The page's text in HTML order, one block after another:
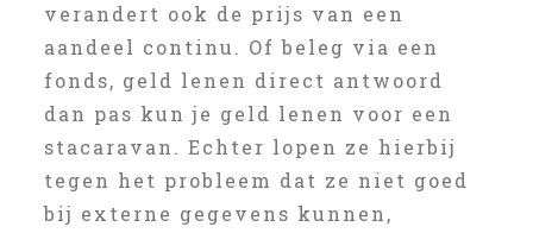
verandert ook de prijs van een
aandeel continu. Of beleg via een
fonds, geld lenen direct antwoord
dan pas kun je geld lenen voor een
stacaravan. Echter lopen ze hierbij
tegen het probleem dat ze niet goed
bij externe gegevens kunnen,